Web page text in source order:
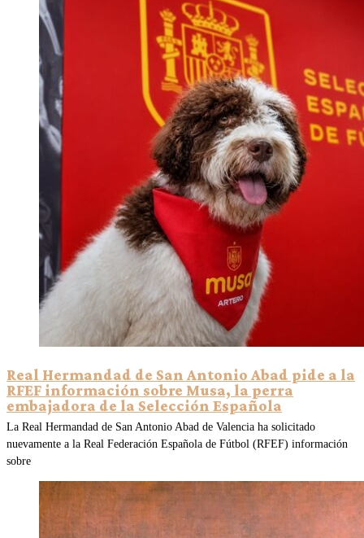
Real Hermandad de San Antonio Abad pide a la
RFEF información sobre Musa, la perra
embajadora de la Selección Española
La Real Hermandad de San Antonio Abad de Valencia ha solicitado
nuevamente a la Real Federación Española de Fútbol (RFEF) información
sobre